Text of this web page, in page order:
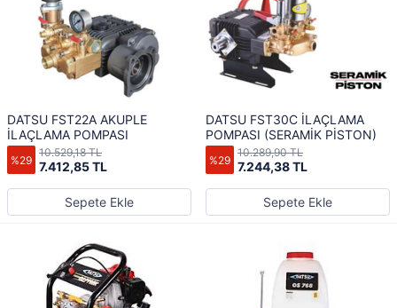
DATSU FST22A AKUPLE
İLAÇLAMA POMPASI
%29 7.412,85 TL
10.529,18 TL
Sepete Ekle
DATSU FST30C İLAÇLAMA
POMPASI (SERAMİK PİSTON)
%29 7.244,38 TL
10.289,90 TL
Sepete Ekle